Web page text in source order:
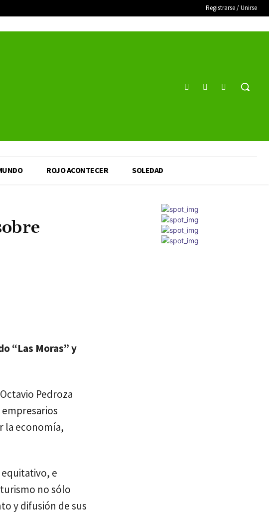
Registrarse / Unirse
ROJO ACONTECER SOLEDAD
“Las Moras” y
Pedroza
la economía,
e
no sólo
y difusión de sus